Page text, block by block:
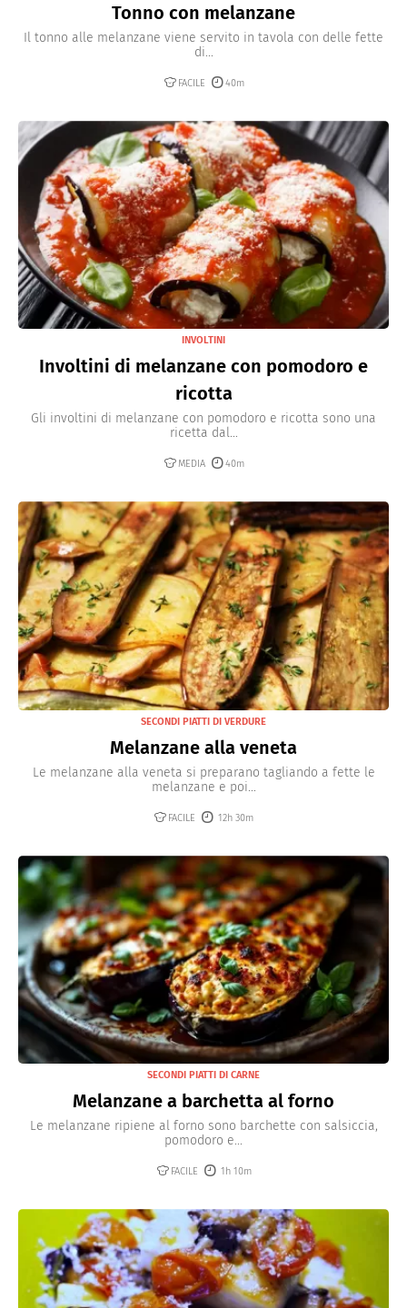
Tonno con melanzane
Il tonno alle melanzane viene servito in tavola con delle fette
di...
FACILE 40m
INVOLTINI
Involtini di melanzane con pomodoro e
ricotta
Gli involtini di melanzane con pomodoro e ricotta sono una
ricetta dal...
MEDIA 40m
SECONDI PIATTI DI VERDURE
Melanzane alla veneta
Le melanzane alla veneta si preparano tagliando a fette le
melanzane e poi...
FACILE 12h 30m
SECONDI PIATTI DI CARNE
Melanzane a barchetta al forno
Le melanzane ripiene al forno sono barchette con salsiccia,
pomodoro e...
FACILE 1h 10m